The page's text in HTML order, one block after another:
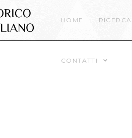
HOME RICERCA
CONTATTI